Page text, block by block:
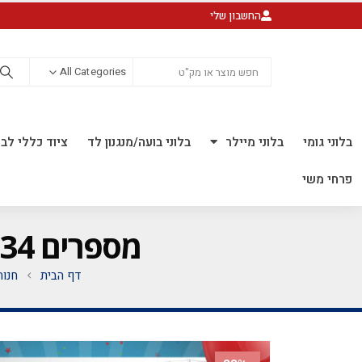
החשבון שלי
All Categories
בלוני גומי בלוני מיילר בלוני בועה/מנגנון לד ציוד כללי
פרחי משי
מספרים 34 אינץ' *מגיע בסיטונאות חבילה של 5 יח'*
דף הבית